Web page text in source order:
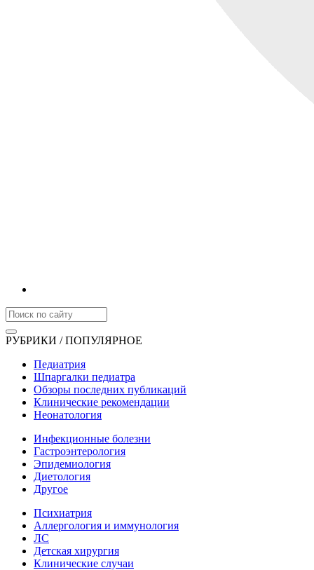
РУБРИКИ / ПОПУЛЯРНОЕ
Педиатрия
Шпаргалки педиатра
Обзоры последних публикаций
Клинические рекомендации
Неонатология
Инфекционные болезни
Гастроэнтерология
Эпидемиология
Диетология
Другое
Психиатрия
Аллергология и иммунология
ЛС
Детская хирургия
Клинические случаи